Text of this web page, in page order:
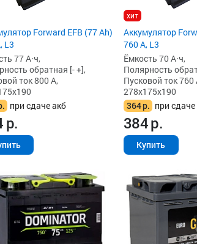
Forward EFB (77 Ah)
L3
77 А·ч,
обратная [- +],
ток 800 А,
при сдаче акб
р.
хит
Аккумулятор
760 А, L3
Ёмкость 70 А·ч,
Полярность
Пусковой ток 760
278x175x190
364р. при сдаче
384р.
Купить